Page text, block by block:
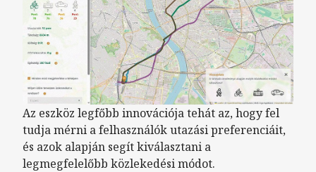
Az eszköz legfőbb innovációja tehát az, hogy fel
tudja mérni a felhasználók utazási preferenciáit,
és azok alapján segít kiválasztani a
legmegfelelőbb közlekedési módot.